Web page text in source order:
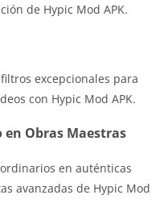
de Hypic Mod APK.
excepcionales para
con Hypic Mod APK.
Obras Maestras
en auténticas
avanzadas de Hypic Mod